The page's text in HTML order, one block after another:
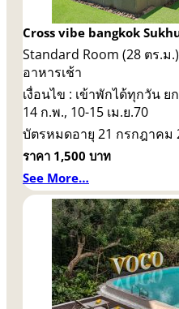
Cross vibe bangkok
Standard Room (28 ตร.ม
อาหารเช้า
เงื่อนไข : เข้าพักได้ทุกวัน ย
14 ก.พ., 10-15 เม.ย.70
บัตรหมดอายุ 21 กรกฎาคม
ราคา 1,500 บาท
See More…